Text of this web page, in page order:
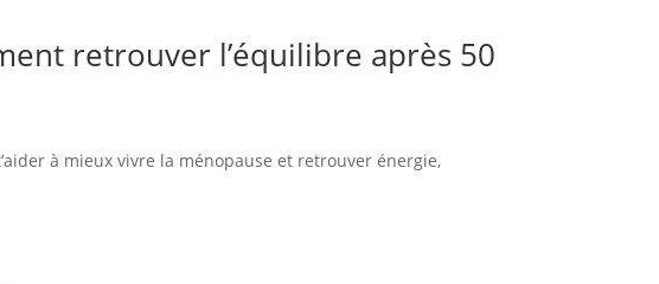
retrouver l’équilibre après 50
à mieux vivre la ménopause et retrouver énergie,